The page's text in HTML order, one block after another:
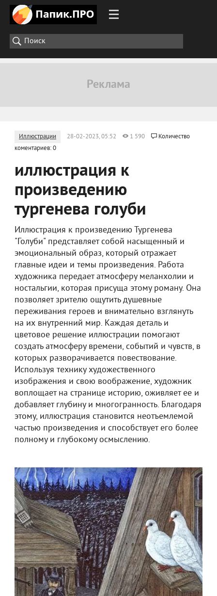
Иллюстрации 28-02-2023, 05:52 1 590
Количество
коментариев: 0
иллюстрация к
произведению
тургенева голуби
Иллюстрация к произведению Тургенева
"Голуби" представляет собой насыщенный и
эмоциональный образ, который отражает
главные идеи и темы произведения. Работа
художника передает атмосферу меланхолии и
ностальгии, которая присуща этому роману. Она
позволяет зрителю ощутить душевные
переживания героев и внимательно взглянуть
на их внутренний мир. Каждая деталь и
цветовое решение иллюстрации помогают
создать атмосферу времени, событий и чувств, в
которых разворачивается повествование.
Используя технику художественного
изображения и свою воображение, художник
воплощает на странице историю, оживляет ее и
добавляет глубину и многогранность. Благодаря
этому, иллюстрация становится неотъемлемой
частью произведения и способствует его более
полному и глубокому осмыслению.